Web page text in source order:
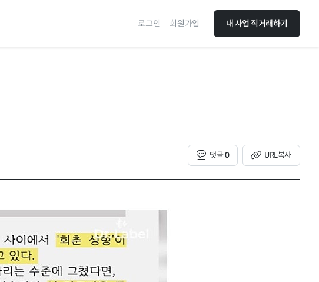
로그인 회원가입 내 사업 직거래하기
댓글0 URL복사